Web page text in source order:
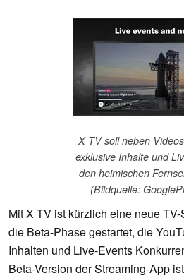
X TV soll neben
exklusive Inhalte und
den heimischen
(Bildquelle:
Mit X TV ist kürzlich eine neue
die Beta-Phase gestartet, die
Inhalten und Live-Events
Beta-Version der Streaming-App